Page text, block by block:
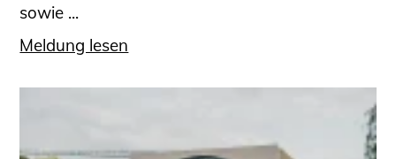
sowie ...
Meldung lesen